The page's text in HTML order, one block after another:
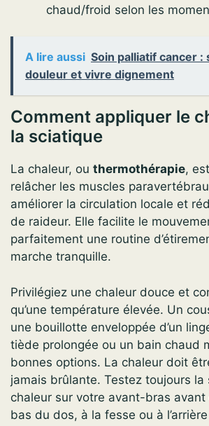
chaud/froid selon les
A lire aussi Soin palliatif cancer :
douleur et vivre dignement
Comment appliquer le
la sciatique
La chaleur, ou thermothérapie,
relâcher les muscles
améliorer la circulation locale et
de raideur. Elle facilite le
parfaitement une routine
marche tranquille.
Privilégiez une chaleur douce et
qu’une température élevée. Un
une bouillotte enveloppée d’un
tiède prolongée ou un bain chaud
bonnes options. La chaleur doit
jamais brûlante. Testez toujours la
chaleur sur votre avant-bras avant
bas du dos, à la fesse ou à